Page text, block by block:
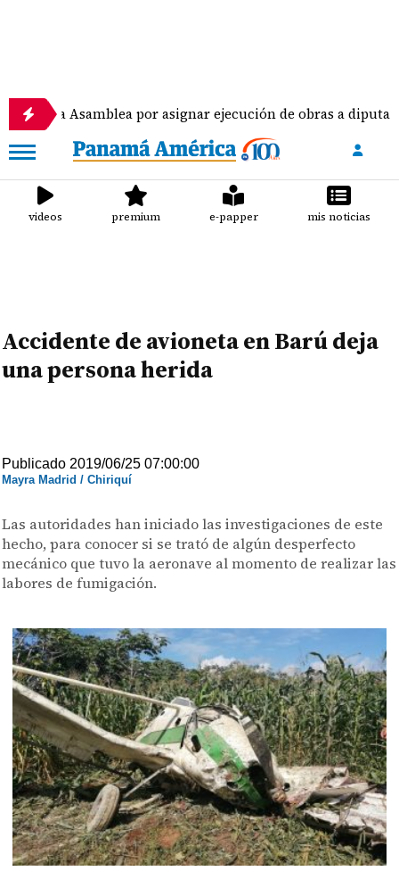
por asignar ejecución de obras a diputados
videos premium e-papper mis noticias
Accidente de avioneta en Barú deja
una persona herida
Publicado 2019/06/25 07:00:00
Mayra Madrid / Chiriquí
Las autoridades han iniciado las investigaciones de este
hecho, para conocer si se trató de algún desperfecto
mecánico que tuvo la aeronave al momento de realizar las
labores de fumigación.